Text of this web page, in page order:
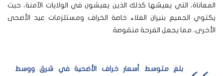
المعاناة، التي يعيشها كذلك الذين يعيشون في الولايات الآمنة، حيث
يكتوي الجميع بنيران الغلاء خاصة الخراف ومستلزمات عيد الأضحى
الأخرى، مما يجعل الفرحة منقوصة.
بلغ متوسط أسعار خراف الأضحية في شرق ووسط